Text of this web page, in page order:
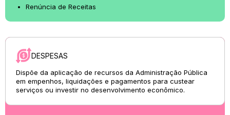
Renúncia de Receitas
DESPESAS
Dispõe da aplicação de recursos da Administração Pública
em empenhos, liquidações e pagamentos para custear
serviços ou investir no desenvolvimento econômico.